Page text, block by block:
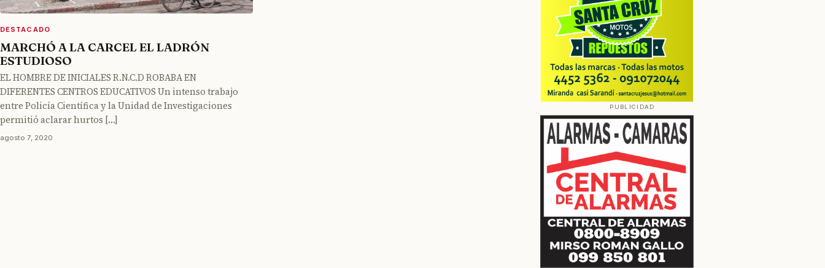
DESTACADO
MARCHÓ A LA CARCEL EL LADRÓN
ESTUDIOSO
EL HOMBRE DE INICIALES R.N.C.D ROBABA EN
DIFERENTES CENTROS EDUCATIVOS Un intenso trabajo
entre Policía Científica y la Unidad de Investigaciones
permitió aclarar hurtos […]
agosto 7, 2020